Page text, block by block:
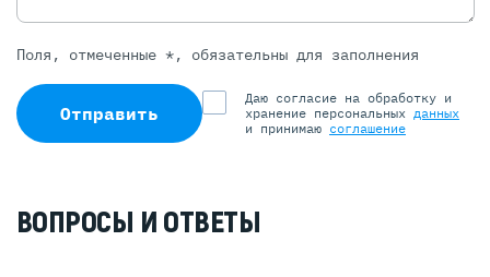
Поля, отмеченные *, обязательны для заполнения
Отправить
Даю согласие на обработку и
хранение персональных данных
и принимаю соглашение
ВОПРОСЫ И ОТВЕТЫ